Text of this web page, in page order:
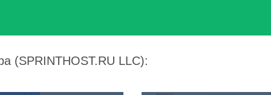
(SPRINTHOST.RU LLC):